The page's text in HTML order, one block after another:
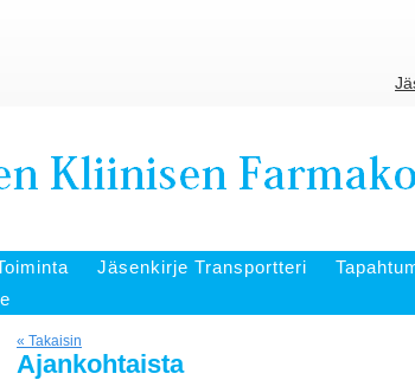
Jäsenkirje Transportteri
« Takaisin
Ajankohtaista